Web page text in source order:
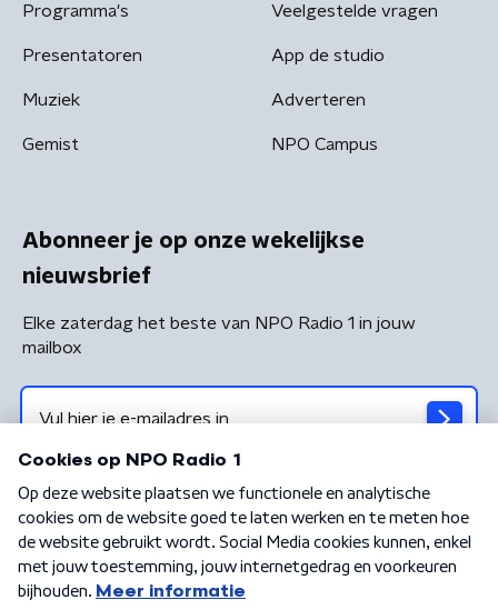
Programma's
Presentatoren
Muziek
Gemist
Veelgestelde vragen
App de studio
Adverteren
NPO Campus
Abonneer je op onze wekelijkse
nieuwsbrief
Elke zaterdag het beste van NPO Radio 1 in jouw
mailbox
Algemene voorwaarden Privacybeleid